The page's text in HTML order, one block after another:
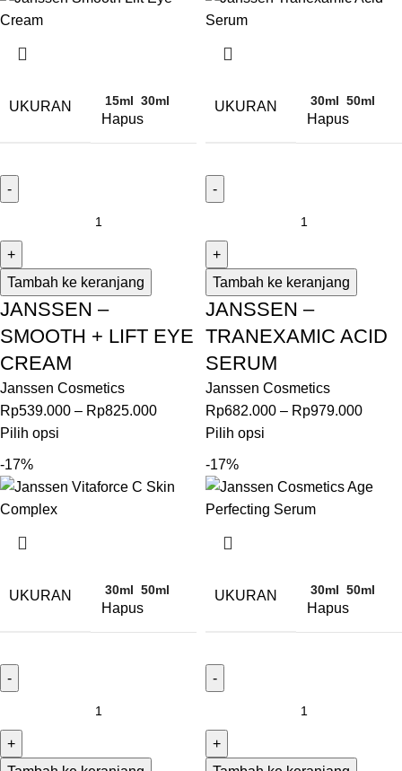
UKURAN 15ml 30ml
Hapus
Tambah ke keranjang
JANSSEN –
SMOOTH + LIFT EYE
CREAM
Janssen Cosmetics
Rp539.000 – Rp825.000
Pilih opsi
UKURAN 30ml 50ml
Hapus
Tambah ke keranjang
JANSSEN –
TRANEXAMIC ACID
SERUM
Janssen Cosmetics
Rp682.000 – Rp979.000
Pilih opsi
-17%
UKURAN 30ml 50ml
Hapus
-17%
UKURAN 30ml 50ml
Hapus